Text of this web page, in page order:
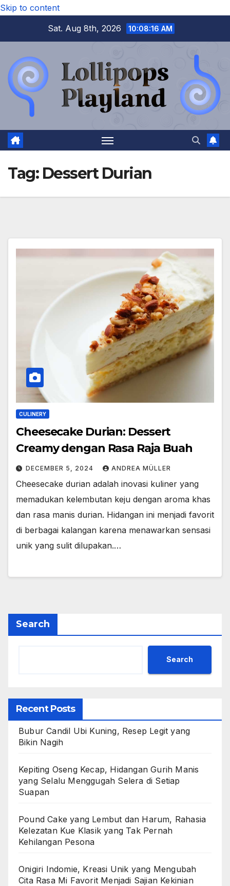
Skip to content
Sat. Aug 8th, 2026
10:08:17 AM
Tag: Dessert Durian
CULINERY
Cheesecake Durian: Dessert
Creamy dengan Rasa Raja Buah
DECEMBER 5, 2024 ANDREA MÜLLER
Cheesecake durian adalah inovasi kuliner yang
memadukan kelembutan keju dengan aroma khas
dan rasa manis durian. Hidangan ini menjadi favorit
di berbagai kalangan karena menawarkan sensasi
unik yang sulit dilupakan.…
Search
Search
Recent Posts
Bubur Candil Ubi Kuning, Resep Legit yang
Bikin Nagih
Kepiting Oseng Kecap, Hidangan Gurih Manis
yang Selalu Menggugah Selera di Setiap
Suapan
Pound Cake yang Lembut dan Harum, Rahasia
Kelezatan Kue Klasik yang Tak Pernah
Kehilangan Pesona
Onigiri Indomie, Kreasi Unik yang Mengubah
Cita Rasa Mi Favorit Menjadi Sajian Kekinian